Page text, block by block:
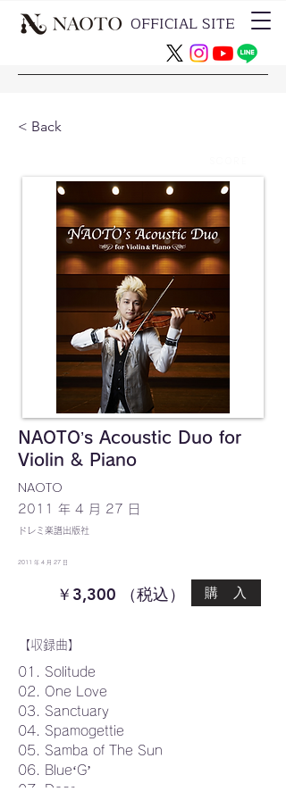
OFFICIAL SITE
< Back
NAOTO’s Acoustic Duo for
Violin & Piano
NAOTO
2011 年 4 月 27 日
ドレミ楽譜出版社
2011 年 4 月 27 日
￥3,300 （税込） 購 入
【収録曲】
01. Solitude
02. One Love
03. Sanctuary
04. Spamogettie
05. Samba of The Sun
06. Blue‘G’
07. Dear